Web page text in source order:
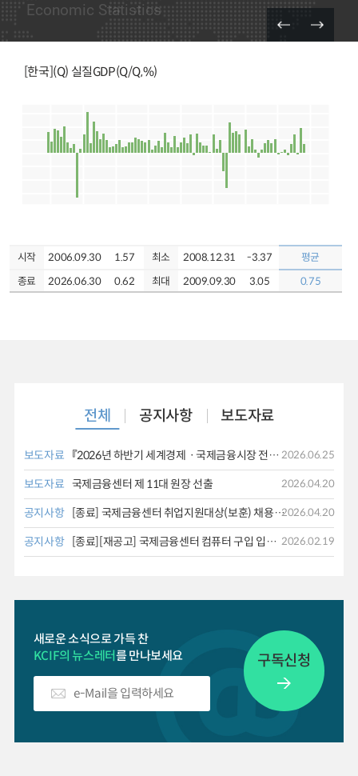
Economic Statistics
[한국](Q) 실질GDP(Q/Q,%)
시작 2006.09.30 1.57 최소 2008.12.31 -3.37
평균
종료
2026.06.30 0.62 최대 2009.09.30 3.05 0.75
시작 2016.08.31 1.06 최소 2020.05.31 0.12
평균
종료
2025.12.31 2.68 최대 2022.06.30 9.06 3.27
시작 2016.08.31 1.80 최소 2020.10.31 -0.30
평균
종료
2026.07.31 2.50 최대 2022.11.30 4.20 1.86
시작 2016.08.31 52.60 최소 2020.04.30 41.70
평균
종료
2026.07.31 54.10 최대 2021.11.30 67.50 55.56
시작 2016.08.31 49.80 최소 2020.04.30 41.80
평균
종료
2026.07.31 55.60 최대 2021.03.31 63.80 53.10
시작 2016.08.31 5.00 최소 2023.01.31 -13.00
평균
종료
2026.07.31 30.00 최대 2026.06.30 36.00 4.61
전체 공지사항 보도자료
보도자료 『2026년 하반기 세계경제ㆍ국제금융시장 전망』 발표 2026.06.25
보도자료 국제금융센터 제 11대 원장 선출 2026.04.20
공지사항 [종료] 국제금융센터 취업지원대상(보훈) 채용 공고 [해외경제 동향분석]2026.04.20
공지사항 [종료][재공고] 국제금융센터 컴퓨터 구입 입찰 공고 2026.02.19
새로운 소식으로 가득 찬
KCIF의 뉴스레터를 만나보세요 구독신청